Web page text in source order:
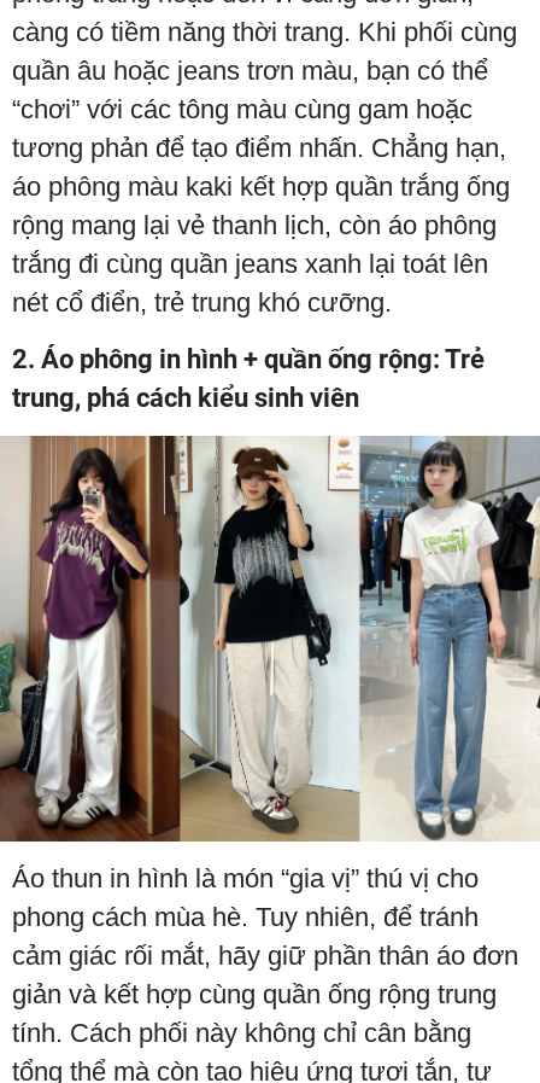
càng có tiềm năng thời trang. Khi phối cùng
quần âu hoặc jeans trơn màu, bạn có thể
“chơi” với các tông màu cùng gam hoặc
tương phản để tạo điểm nhấn. Chẳng hạn,
áo phông màu kaki kết hợp quần trắng ống
rộng mang lại vẻ thanh lịch, còn áo phông
trắng đi cùng quần jeans xanh lại toát lên
nét cổ điển, trẻ trung khó cưỡng.
2. Áo phông in hình + quần ống rộng: Trẻ
trung, phá cách kiểu sinh viên
Áo thun in hình là món “gia vị” thú vị cho
phong cách mùa hè. Tuy nhiên, để tránh
cảm giác rối mắt, hãy giữ phần thân áo đơn
giản và kết hợp cùng quần ống rộng trung
tính. Cách phối này không chỉ cân bằng
tổng thể mà còn tạo hiệu ứng tươi tắn, tự